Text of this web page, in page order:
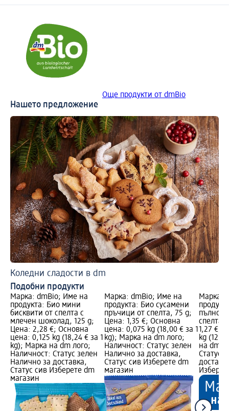
Още продукти от dmBio
Нашето предложение
Коледни сладости в dm
Подобни продукти
Марка: dmBio; Име на
продукта: Био мини
бисквити от спелта с
млечен шоколад, 125 g;
Цена: 2,28 €; Основна
цена: 0,125 kg (18,24 € за 1
kg); Марка на dm лого;
Наличност: Статус зелен
Налично за доставка,
Статус сив Изберете dm
магазин
Марка: dmBio; Име на
продукта: Био сусамени
пръчици от спелта, 75 g;
Цена: 1,35 €; Основна
цена: 0,075 kg (18,00 € за 1
kg); Марка на dm лого;
Наличност: Статус зелен
Налично за доставка,
Статус сив Изберете dm
магазин
Марка:
спелта,
1,27 €;
kg
на dm
Статус